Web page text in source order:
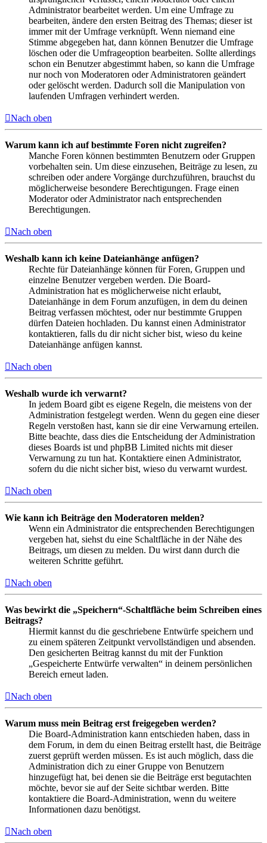
Administrator bearbeitet werden. Um eine Umfrage zu
bearbeiten, ändere den ersten Beitrag des Themas; dieser ist
immer mit der Umfrage verknüpft. Wenn niemand eine
Stimme abgegeben hat, dann können Benutzer die Umfrage
löschen oder die Umfrageoption bearbeiten. Sollte allerdings
schon ein Benutzer abgestimmt haben, so kann die Umfrage
nur noch von Moderatoren oder Administratoren geändert
oder gelöscht werden. Dadurch soll die Manipulation von
laufenden Umfragen verhindert werden.
Nach oben
Warum kann ich auf bestimmte Foren nicht zugreifen?
Manche Foren können bestimmten Benutzern oder Gruppen
vorbehalten sein. Um diese einzusehen, Beiträge zu lesen, zu
schreiben oder andere Vorgänge durchzuführen, brauchst du
möglicherweise besondere Berechtigungen. Frage einen
Moderator oder Administrator nach entsprechenden
Berechtigungen.
Nach oben
Weshalb kann ich keine Dateianhänge anfügen?
Rechte für Dateianhänge können für Foren, Gruppen und
einzelne Benutzer vergeben werden. Die Board-
Administration hat es möglicherweise nicht erlaubt,
Dateianhänge in dem Forum anzufügen, in dem du deinen
Beitrag verfassen möchtest, oder nur bestimmte Gruppen
dürfen Dateien hochladen. Du kannst einen Administrator
kontaktieren, falls du dir nicht sicher bist, wieso du keine
Dateianhänge anfügen kannst.
Nach oben
Weshalb wurde ich verwarnt?
In jedem Board gibt es eigene Regeln, die meistens von der
Administration festgelegt werden. Wenn du gegen eine dieser
Regeln verstoßen hast, kann sie dir eine Verwarnung erteilen.
Bitte beachte, dass dies die Entscheidung der Administration
dieses Boards ist und phpBB Limited nichts mit dieser
Verwarnung zu tun hat. Kontaktiere einen Administrator,
sofern du die nicht sicher bist, wieso du verwarnt wurdest.
Nach oben
Wie kann ich Beiträge den Moderatoren melden?
Wenn ein Administrator die entsprechenden Berechtigungen
vergeben hat, siehst du eine Schaltfläche in der Nähe des
Beitrags, um diesen zu melden. Du wirst dann durch die
weiteren Schritte geführt.
Nach oben
Was bewirkt die „Speichern“-Schaltfläche beim Schreiben eines
Beitrags?
Hiermit kannst du die geschriebene Entwürfe speichern und
zu einem späteren Zeitpunkt vervollständigen und absenden.
Den gesicherten Beitrag kannst du mit der Funktion
„Gespeicherte Entwürfe verwalten“ in deinem persönlichen
Bereich erneut laden.
Nach oben
Warum muss mein Beitrag erst freigegeben werden?
Die Board-Administration kann entschieden haben, dass in
dem Forum, in dem du einen Beitrag erstellt hast, die Beiträge
zuerst geprüft werden müssen. Es ist auch möglich, dass die
Administration dich zu einer Gruppe von Benutzern
hinzugefügt hat, bei denen sie die Beiträge erst begutachten
möchte, bevor sie auf der Seite sichtbar werden. Bitte
kontaktiere die Board-Administration, wenn du weitere
Informationen dazu benötigst.
Nach oben